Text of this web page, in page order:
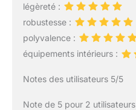
légèreté :
robustesse :
polyvalence :
équipements intérieurs :
Notes des utilisateurs 5/5
Note de 5 pour 2 utilisateurs